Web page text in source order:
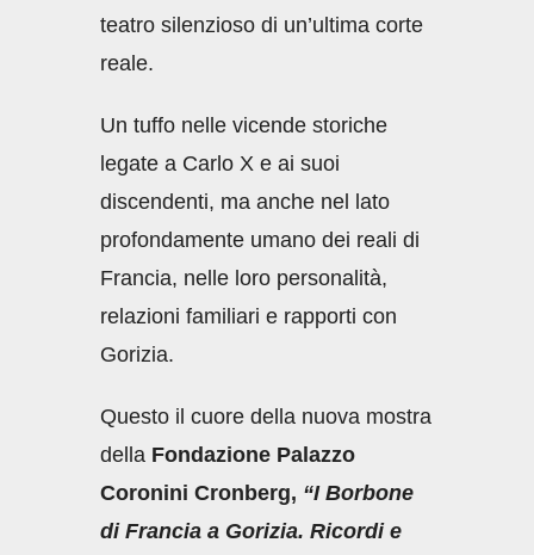
teatro silenzioso di un’ultima corte
reale.
Un tuffo nelle vicende storiche
legate a Carlo X e ai suoi
discendenti, ma anche nel lato
profondamente umano dei reali di
Francia, nelle loro personalità,
relazioni familiari e rapporti con
Gorizia.
Questo il cuore della nuova mostra
della Fondazione Palazzo
Coronini Cronberg, “I Borbone
di Francia a Gorizia. Ricordi e